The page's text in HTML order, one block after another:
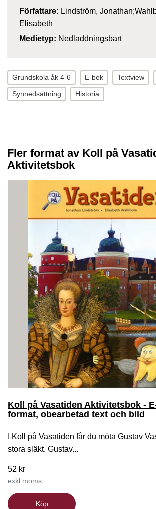
Författare: Lindström,
Elisabeth
Medietyp: Nedladdningsbart
Grundskola åk 4-6 E-bok Textview
Synnedsättning Historia
Fler format av Koll på
Aktivitetsbok
Koll på Vasatiden Aktivitetsbok -
format, obearbetad text och bild
I Koll på Vasatiden får du möta Gustav
stora släkt. Gustav...
52 kr
exkl moms
Köp